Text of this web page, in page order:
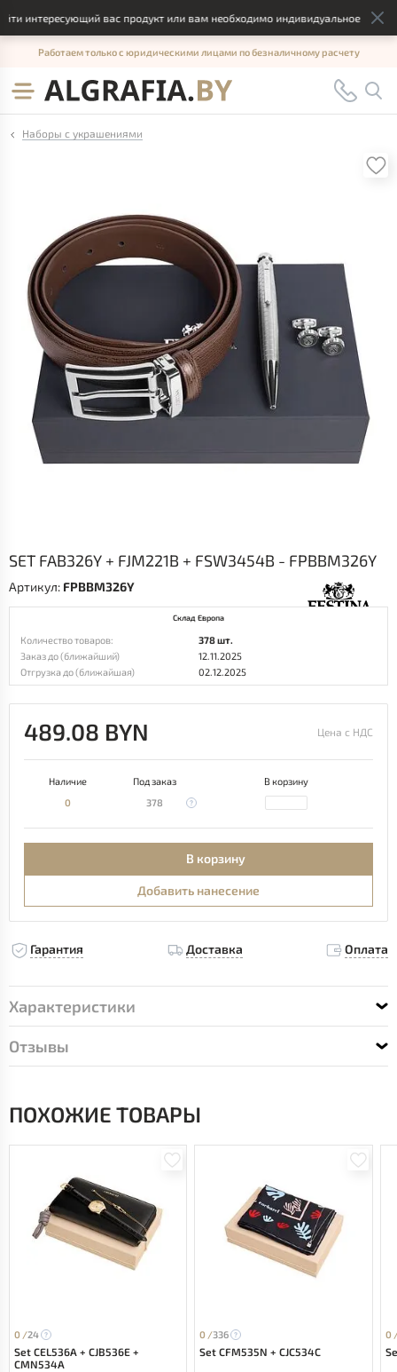
интересующий вас продукт или вам необходимо индивидуальное
Работаем только с юридическими лицами по безналичному расчету
Наборы с украшениями
SET FAB326Y + FJM221B + FSW3454B - FPBBM326Y
Артикул: FPBBM326Y
Склад Европа
Количество товаров:
378 шт.
Заказ до (ближайший)
12.11.2025
Отгрузка до (ближайшая)
02.12.2025
489.08 BYN Цена с НДС
Наличие Под заказ
В корзину
0
378
В корзину
Добавить нанесение
Гарантия Доставка Оплата
Характеристики
Отзывы
ПОХОЖИЕ ТОВАРЫ
0 /24
Set CEL536A + CJB536E +
CMN534A
0 /336
Set CFM535N + CJC534C
0